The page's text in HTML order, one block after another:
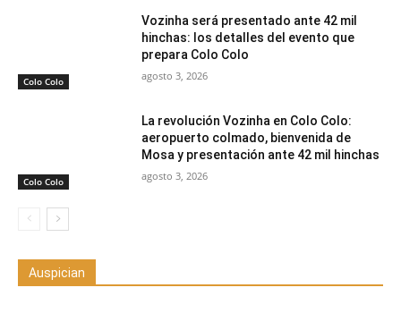
Colo Colo
Vozinha será presentado ante 42 mil
hinchas: los detalles del evento que
prepara Colo Colo
agosto 3, 2026
Colo Colo
La revolución Vozinha en Colo Colo:
aeropuerto colmado, bienvenida de
Mosa y presentación ante 42 mil hinchas
agosto 3, 2026
Auspician